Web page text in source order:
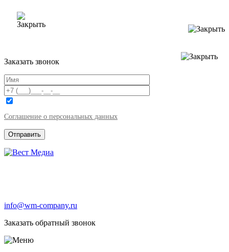
Заказать звонок
Соглашение о персональных данных
info@wm-company.ru
Заказать обратный звонок